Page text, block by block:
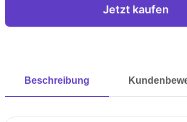
Jetzt kaufen
Beschreibung